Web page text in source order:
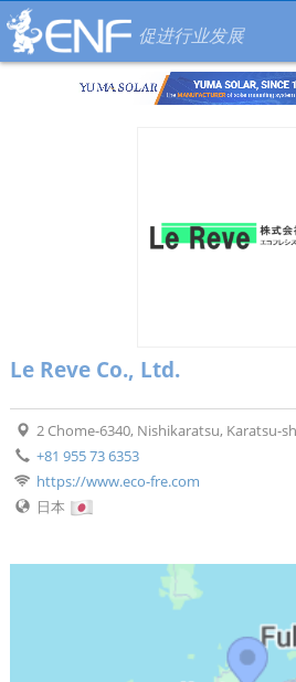
促进行业发展
Le Reve Co., Ltd.
2 Chome-6340, Nishikaratsu, Karatsu-
+81 955 73 6353
https://www.eco-fre.com
日本